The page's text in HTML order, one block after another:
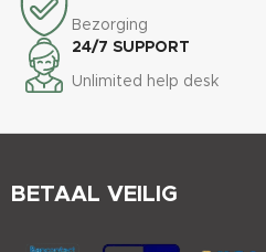
Bezorging
24/7 SUPPORT
Unlimited help desk
BETAAL VEILIG